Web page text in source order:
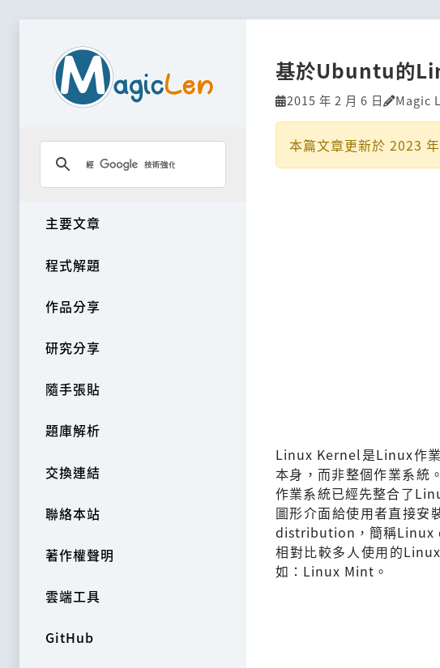
主要文章
程式解題
作品分享
研究分享
隨手張貼
題庫解析
交換連結
聯絡本站
著作權聲明
雲端工具
GitHub
基於Ubuntu的
2015 年 2 月 6 日 Magic
本篇文章更新於 2023
Linux Kernel是Linux作
本身，而非整個作業系
作業系統已經先整合了
圖形介面給使用者直接
distribution，簡稱Linux
相對比較多人使用的
如：Linux Mint。